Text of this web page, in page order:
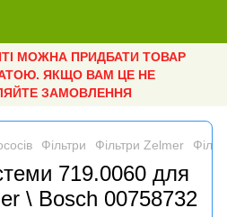
МОЖНА ПРИДБАТИ ТОВАР
ЯКЩО ВАМ ЦЕ НЕ
ЗАМОВЛЕННЯ
Фільтри Фільтри Zelmer
719.0060 для
\ Bosch 00758732